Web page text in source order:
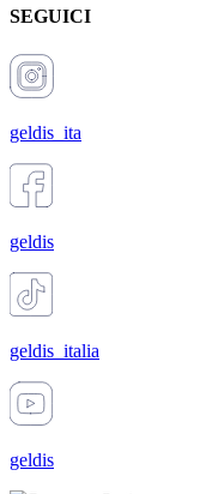
SEGUICI
geldis_ita
geldis
geldis_italia
geldis